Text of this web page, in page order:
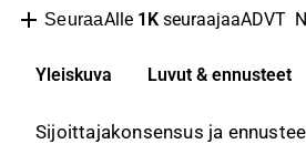
SeuraaAlle 1KseuraajaaADVT
Yleiskuva Luvut & ennusteet
Sijoittajakonsensus ja